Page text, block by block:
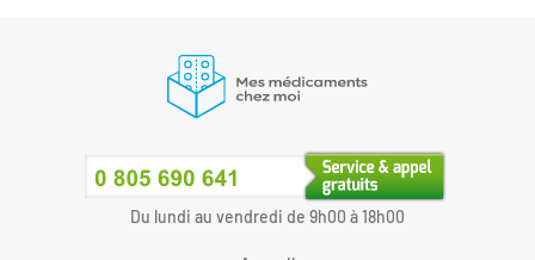
Du lundi au vendredi de 9h00 à 18h00